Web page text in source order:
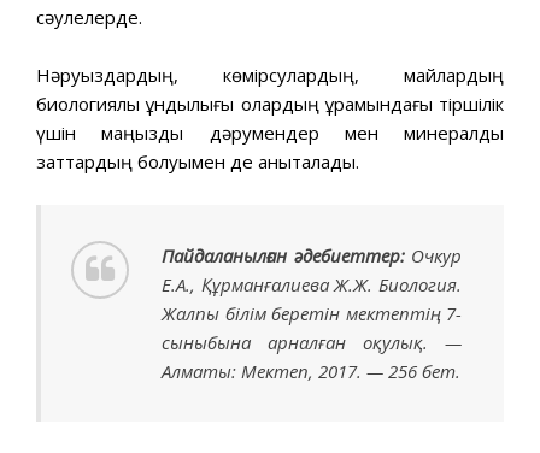
сәулелерде.
Нәруыздардың, көмірсулардың, майлардың
биологиялық құндылығы олардың құрамындағы тіршілік
үшін маңызды дәрумендер мен минералды
заттардың болуымен де анықталады.
Пайдаланылған әдебиеттер:Очкур
Е.А., Құрманғалиева Ж.Ж. Биология.
Жалпы білім беретін мектептің 7-
сыныбына арналған оқулық. —
Алматы: Мектеп, 2017. — 256 бет.